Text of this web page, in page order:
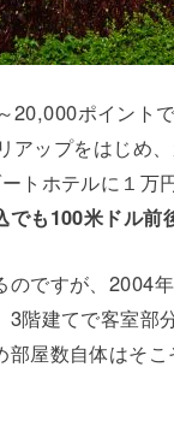
20,000ポイント
ップをはじめ
トホテルに１万
でも100米ドル前
ですが、2004
階建てで客室部
屋数自体はそ